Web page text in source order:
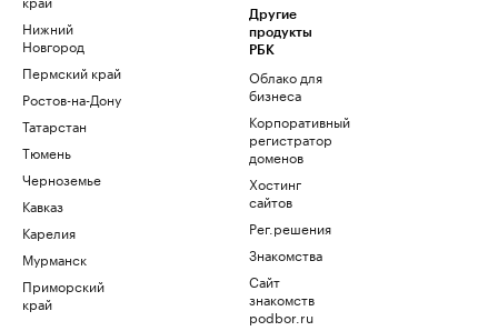
Нижний
Новгород
Пермский край
Ростов-на-Дону
Татарстан
Тюмень
Черноземье
Кавказ
Карелия
Мурманск
Приморский
край
Другие
продукты
РБК
Облако для
бизнеса
Корпоративный
регистратор
доменов
Хостинг
сайтов
Рег.решения
Знакомства
Сайт
знакомств
podbor.ru